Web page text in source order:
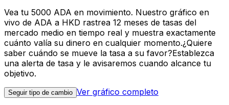
Vea tu 5000 ADA en movimiento. Nuestro gráfico en
vivo de ADA a HKD rastrea 12 meses de tasas del
mercado medio en tiempo real y muestra exactamente
cuánto valía su dinero en cualquier momento.¿Quiere
saber cuándo se mueve la tasa a su favor?Establezca
una alerta de tasa y le avisaremos cuando alcance tu
objetivo.
Seguir tipo de cambio Ver gráfico completo